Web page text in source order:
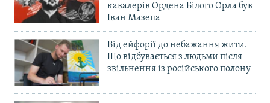
кавалерів Ордена Білого Орла був
Іван Мазепа
Від ейфорії до небажання жити.
Що відбувається з людьми після
звільнення із російського полону